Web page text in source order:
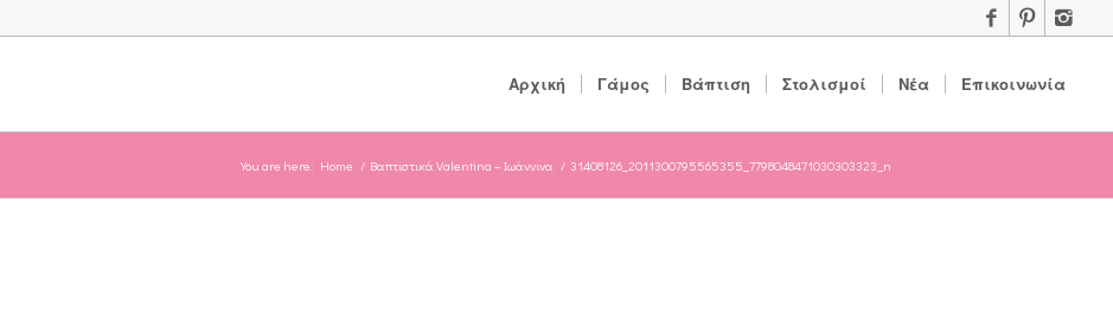
Αρχική Γάμος Βάπτιση Στολισμοί Νέα Επικοινωνία
You are here: Home / Βαπτιστικά Valentina – Ιωάννινα / 31408126_2011300795565355_7798048471030303323_n